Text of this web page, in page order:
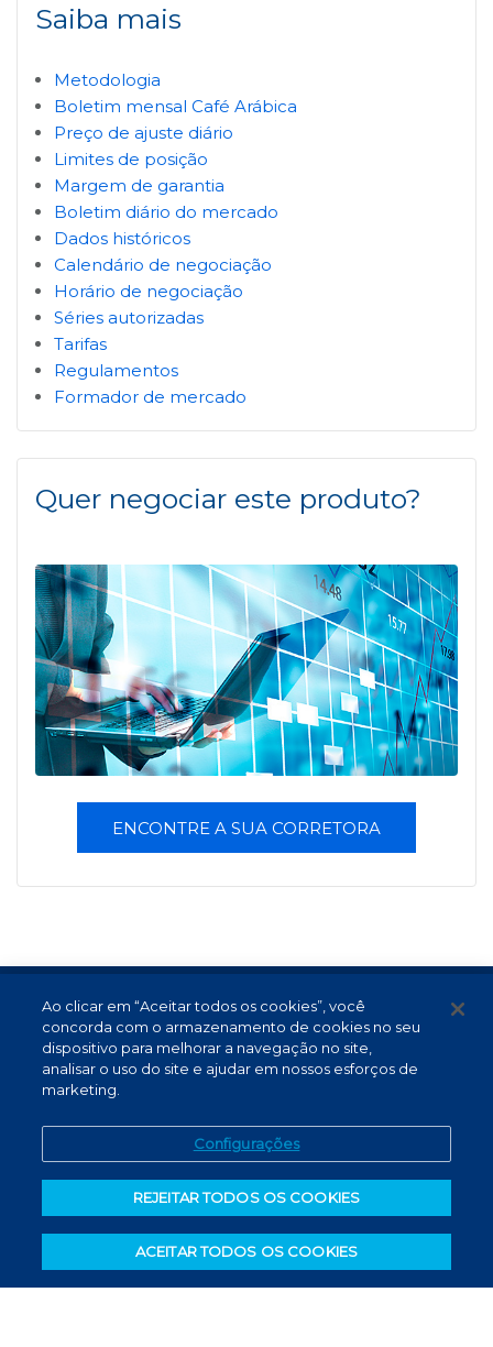
Saiba mais
Metodologia
Boletim mensal Café Arábica
Preço de ajuste diário
Limites de posição
Margem de garantia
Boletim diário do mercado
Dados históricos
Calendário de negociação
Horário de negociação
Séries autorizadas
Tarifas
Regulamentos
Formador de mercado
Quer negociar este produto?
ENCONTRE A SUA CORRETORA
Termos de Uso e Proteção de Dados
Atendimento
Canal de Denúncias
Ao clicar em “Aceitar todos os cookies”, você
concorda com o armazenamento de cookies no seu
dispositivo para melhorar a navegação no site,
analisar o uso do site e ajudar em nossos esforços de
marketing.
Configurações
REJEITAR TODOS OS COOKIES
ACEITAR TODOS OS COOKIES